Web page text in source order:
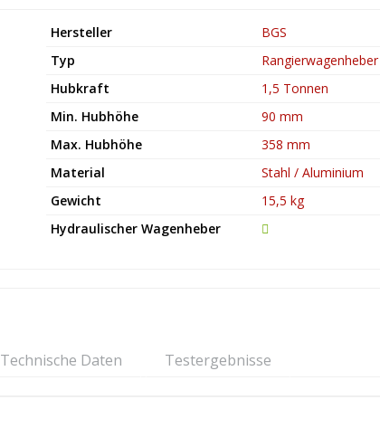
Hersteller
BGS
Typ
Rangierwagenheber
Hubkraft
1,5 Tonnen
Min. Hubhöhe
90 mm
Max. Hubhöhe
358 mm
Material
Stahl / Aluminium
Gewicht
15,5 kg
Hydraulischer Wagenheber
Technische Daten Testergebnisse